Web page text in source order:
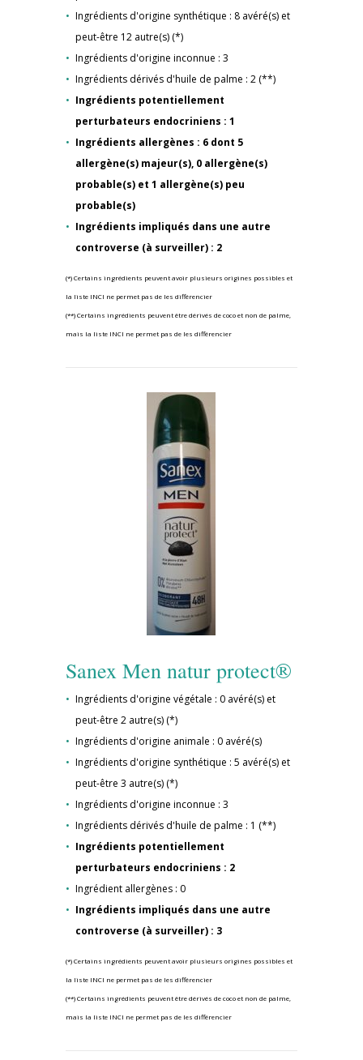
Ingrédients d'origine synthétique : 8 avéré(s) et
peut-être 12 autre(s) (*)
Ingrédients d'origine inconnue : 3
Ingrédients dérivés d'huile de palme : 2 (**)
Ingrédients potentiellement
perturbateurs endocriniens : 1
Ingrédients allergènes : 6 dont 5
allergène(s) majeur(s), 0 allergène(s)
probable(s) et 1 allergène(s) peu
probable(s)
Ingrédients impliqués dans une autre
controverse (à surveiller) : 2
(*) Certains ingrédients peuvent avoir plusieurs origines possibles et
la liste INCI ne permet pas de les différencier
(**) Certains ingrédients peuvent être dérivés de coco et non de palme,
mais la liste INCI ne permet pas de les différencier
Sanex Men natur protect®
Ingrédients d'origine végétale : 0 avéré(s) et
peut-être 2 autre(s) (*)
Ingrédients d'origine animale : 0 avéré(s)
Ingrédients d'origine synthétique : 5 avéré(s) et
peut-être 3 autre(s) (*)
Ingrédients d'origine inconnue : 3
Ingrédients dérivés d'huile de palme : 1 (**)
Ingrédients potentiellement
perturbateurs endocriniens : 2
Ingrédient allergènes : 0
Ingrédients impliqués dans une autre
controverse (à surveiller) : 3
(*) Certains ingrédients peuvent avoir plusieurs origines possibles et
la liste INCI ne permet pas de les différencier
(**) Certains ingrédients peuvent être dérivés de coco et non de palme,
mais la liste INCI ne permet pas de les différencier